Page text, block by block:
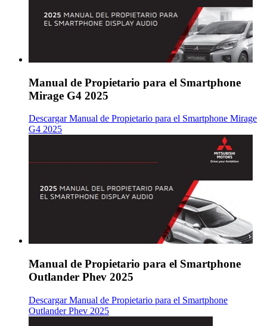
Manual de Propietario para el Smartphone
Mirage G4 2025
Descargar Manual de Propietario para el Smartphone Mirage
G4 2025
Manual de Propietario para el Smartphone
Outlander Phev 2025
Descargar Manual de Propietario para el Smartphone
Outlander Phev 2025